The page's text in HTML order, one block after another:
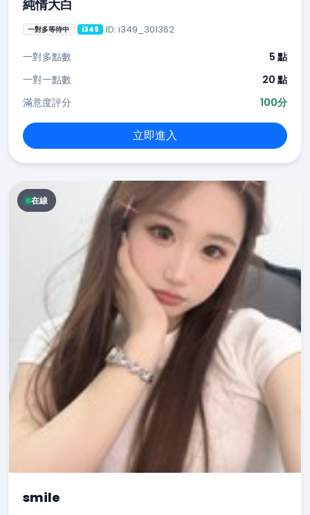
純情大白
一對多等待中 i349 ID: i349_301362
一對多點數
5 點
一對一點數
20 點
滿意度評分
100分
立即進入
在線
smile